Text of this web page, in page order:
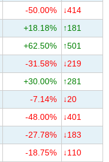
-50.00%
↓414
+18.18%
↑181
+62.50%
↑501
-31.58%
↓219
+30.00%
↑281
-7.14%
↓20
-48.00%
↓401
-27.78%
↓183
-18.75%
↓110